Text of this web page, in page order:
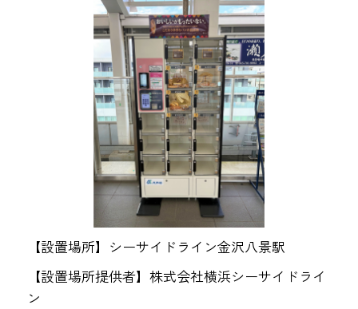
【設置場所】シーサイドライン金沢八景駅
【設置場所提供者】株式会社横浜シーサイドライ
ン